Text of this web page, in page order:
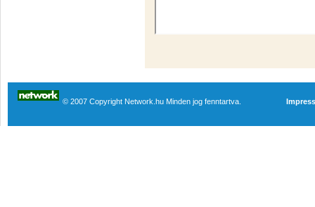
© 2007 Copyright Network.hu Minden jog fenntartva.